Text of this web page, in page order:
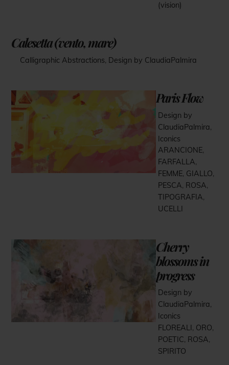
(vision)
Calesetta (vento, mare)
Calligraphic Abstractions, Design by ClaudiaPalmira
Paris Flow
Design by
ClaudiaPalmira,
Iconics
ARANCIONE,
FARFALLA,
FEMME, GIALLO,
PESCA, ROSA,
TIPOGRAFIA,
UCELLI
Cherry
blossoms in
progress
Design by
ClaudiaPalmira,
Iconics
FLOREALI , ORO,
POETIC, ROSA,
SPIRITO